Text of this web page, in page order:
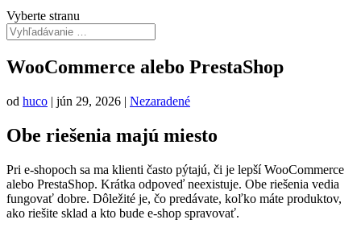
Vyberte stranu
WooCommerce alebo PrestaShop
od huco | jún 29, 2026 | Nezaradené
Obe riešenia majú miesto
Pri e-shopoch sa ma klienti často pýtajú, či je lepší WooCommerce
alebo PrestaShop. Krátka odpoveď neexistuje. Obe riešenia vedia
fungovať dobre. Dôležité je, čo predávate, koľko máte produktov,
ako riešite sklad a kto bude e-shop spravovať.